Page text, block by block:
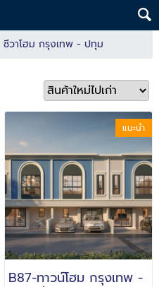
ชีวาโฮม กรุงเทพ - ปทุม
แนะนำ
B87-ทาวน์โฮม กรุงเทพ -